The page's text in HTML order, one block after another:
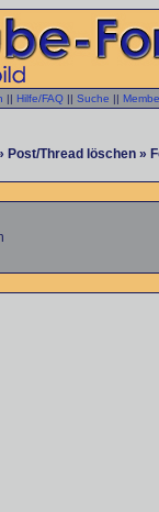
|| Hilfe/FAQ || Suche ||
Post/Thread löschen »